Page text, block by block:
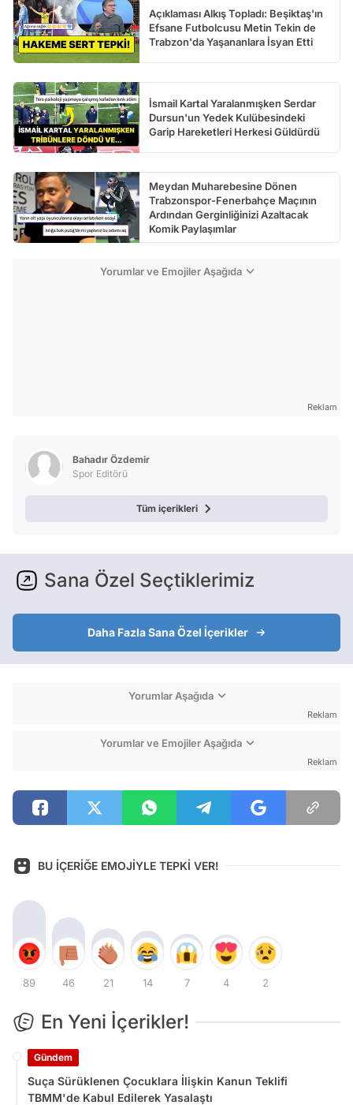
Açıklaması Alkış Topladı: Beşiktaş'ın
Efsane Futbolcusu Metin Tekin de
Trabzon'da Yaşananlara İsyan Etti
İsmail Kartal Yaralanmışken Serdar
Dursun'un Yedek Kulübesindeki
Garip Hareketleri Herkesi Güldürdü
Meydan Muharebesine Dönen
Trabzonspor-Fenerbahçe Maçının
Ardından Gerginliğinizi Azaltacak
Komik Paylaşımlar
Yorumlar ve Emojiler Aşağıda
Reklam
Bahadır Özdemir
Spor Editörü
Tüm içerikleri
Sana Özel Seçtiklerimiz
Daha Fazla Sana Özel İçerikler
Yorumlar Aşağıda
Reklam
Yorumlar ve Emojiler Aşağıda
Reklam
BU İÇERİĞE EMOJİYLE TEPKİ VER!
89 46 21 14 7 4 2
En Yeni İçerikler!
Gündem
Suça Sürüklenen Çocuklara İlişkin Kanun Teklifi
TBMM'de Kabul Edilerek Yasalaştı